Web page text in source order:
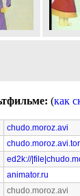
(как
chudo.moroz.avi
ed2k://
animator.ru
chudo.moroz.avi